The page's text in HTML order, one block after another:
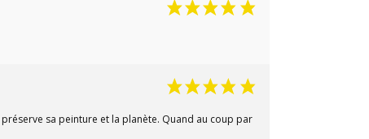
sa peinture et la planète. Quand au coup par